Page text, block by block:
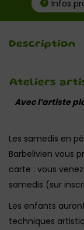
Infos
Description
Ateliers
Avec l’artiste
Les samedis en
Barbelivien vous
carte : vous
samedis (sur
Les enfants
techniques